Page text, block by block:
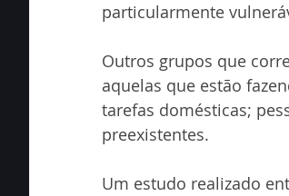
particularmente
Outros grupos que
aquelas que estão
tarefas domésticas;
preexistentes.
Um estudo realizado